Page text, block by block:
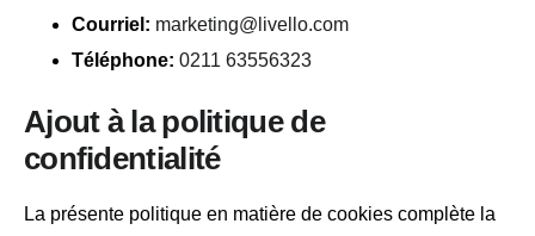
Courriel: marketing@livello.com
Téléphone: 0211 63556323
Ajout à la politique de
confidentialité
La présente politique en matière de cookies complète la